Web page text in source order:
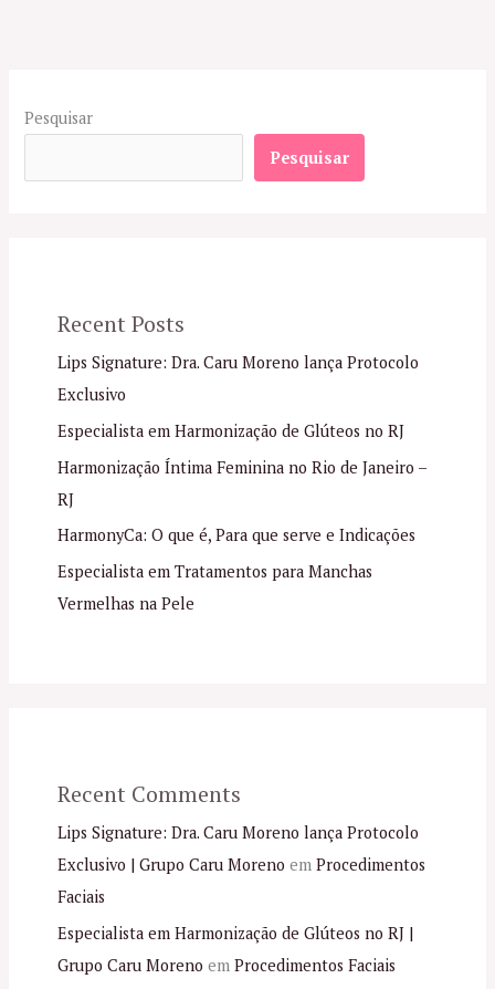
Pesquisar
Pesquisar
Recent Posts
Lips Signature: Dra. Caru Moreno lança Protocolo
Exclusivo
Especialista em Harmonização de Glúteos no RJ
Harmonização Íntima Feminina no Rio de Janeiro –
RJ
HarmonyCa: O que é, Para que serve e Indicações
Especialista em Tratamentos para Manchas
Vermelhas na Pele
Recent Comments
Lips Signature: Dra. Caru Moreno lança Protocolo
Exclusivo | Grupo Caru Moreno em Procedimentos
Faciais
Especialista em Harmonização de Glúteos no RJ |
Grupo Caru Moreno em Procedimentos Faciais